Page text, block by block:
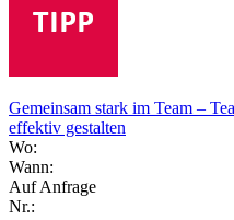
Gemeinsam stark im Team –
effektiv gestalten
Wo:
Wann:
Auf Anfrage
Nr.: